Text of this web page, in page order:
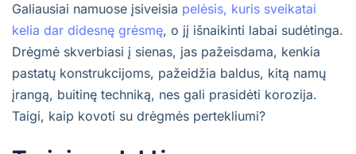
Galiausiai namuose įsiveisia pelėsis, kuris sveikatai
kelia dar didesnę grėsmę, o jį išnaikinti labai sudėtinga.
Drėgmė skverbiasi į sienas, jas pažeisdama, kenkia
pastatų konstrukcijoms, pažeidžia baldus, kitą namų
įrangą, buitinę techniką, nes gali prasidėti korozija.
Taigi, kaip kovoti su drėgmės pertekliumi?